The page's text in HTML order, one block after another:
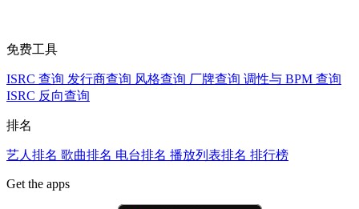
免费工具
ISRC 查询 发行商查询 风格查询 厂牌查询 调性与 BPM 查询
ISRC 反向查询
排名
艺人排名 歌曲排名 电台排名 播放列表排名 排行榜
Get the apps